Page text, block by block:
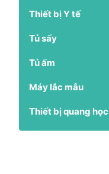
Thiết bị Y tế
Tủ sấy
Tủ ấm
Máy lắc mẫu
Thiết bị quang học